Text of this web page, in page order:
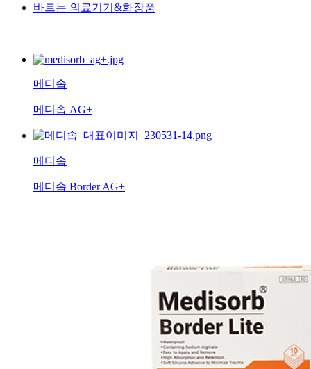
바르는 의료기기&화장품
메디솝
메디솝 AG+
메디솝
메디솝 Border AG+